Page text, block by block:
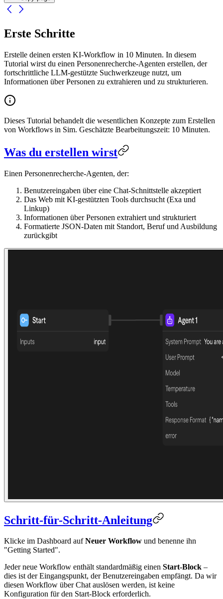
Erste Schritte
Erstelle deinen ersten KI-Workflow in 10 Minuten. In diesem
Tutorial wirst du einen Personenrecherche-Agenten erstellen, der
fortschrittliche LLM-gestützte Suchwerkzeuge nutzt, um
Informationen über Personen zu extrahieren und zu strukturieren.
Dieses Tutorial behandelt die wesentlichen Konzepte zum Erstellen
von Workflows in Sim. Geschätzte Bearbeitungszeit: 10 Minuten.
Was du erstellen wirst
Einen Personenrecherche-Agenten, der:
Benutzereingaben über eine Chat-Schnittstelle akzeptiert
Das Web mit KI-gestützten Tools durchsucht (Exa und
Linkup)
Informationen über Personen extrahiert und strukturiert
Formatierte JSON-Daten mit Standort, Beruf und Ausbildung
zurückgibt
Schritt-für-Schritt-Anleitung
Klicke im Dashboard aufNeuer Workflow und benenne ihn
"Getting Started".
Jeder neue Workflow enthält standardmäßig einen Start-Block –
dies ist der Eingangspunkt, der Benutzereingaben empfängt. Da wir
diesen Workflow über Chat auslösen werden, ist keine
Konfiguration für den Start-Block erforderlich.